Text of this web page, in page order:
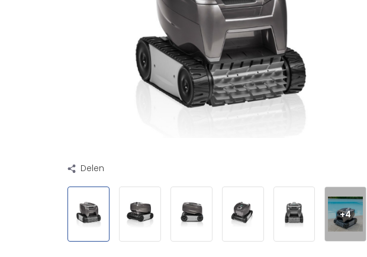
Delen
+4